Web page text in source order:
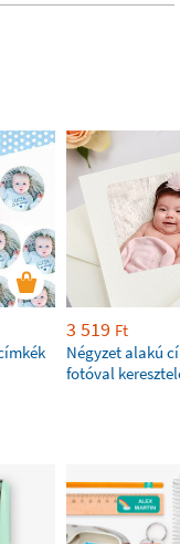
3 519 Ft
Négyzet alakú
fotóval